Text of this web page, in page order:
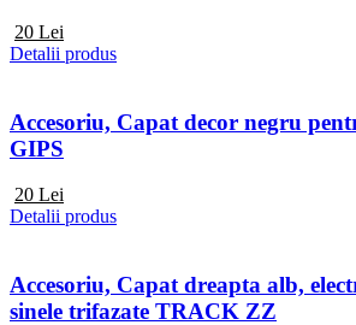
20 Lei
Detalii produs
Accesoriu, Capat decor negru
GIPS
20 Lei
Detalii produs
Accesoriu, Capat dreapta alb,
sinele trifazate TRACK ZZ